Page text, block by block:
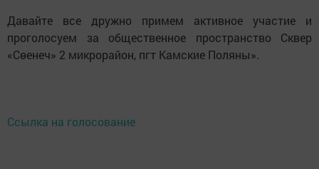
Давайте все дружно примем активное участие и
проголосуем за общественное пространство Сквер
«Сөенеч» 2 микрорайон, пгт Камские Поляны».
Ссылка на голосование